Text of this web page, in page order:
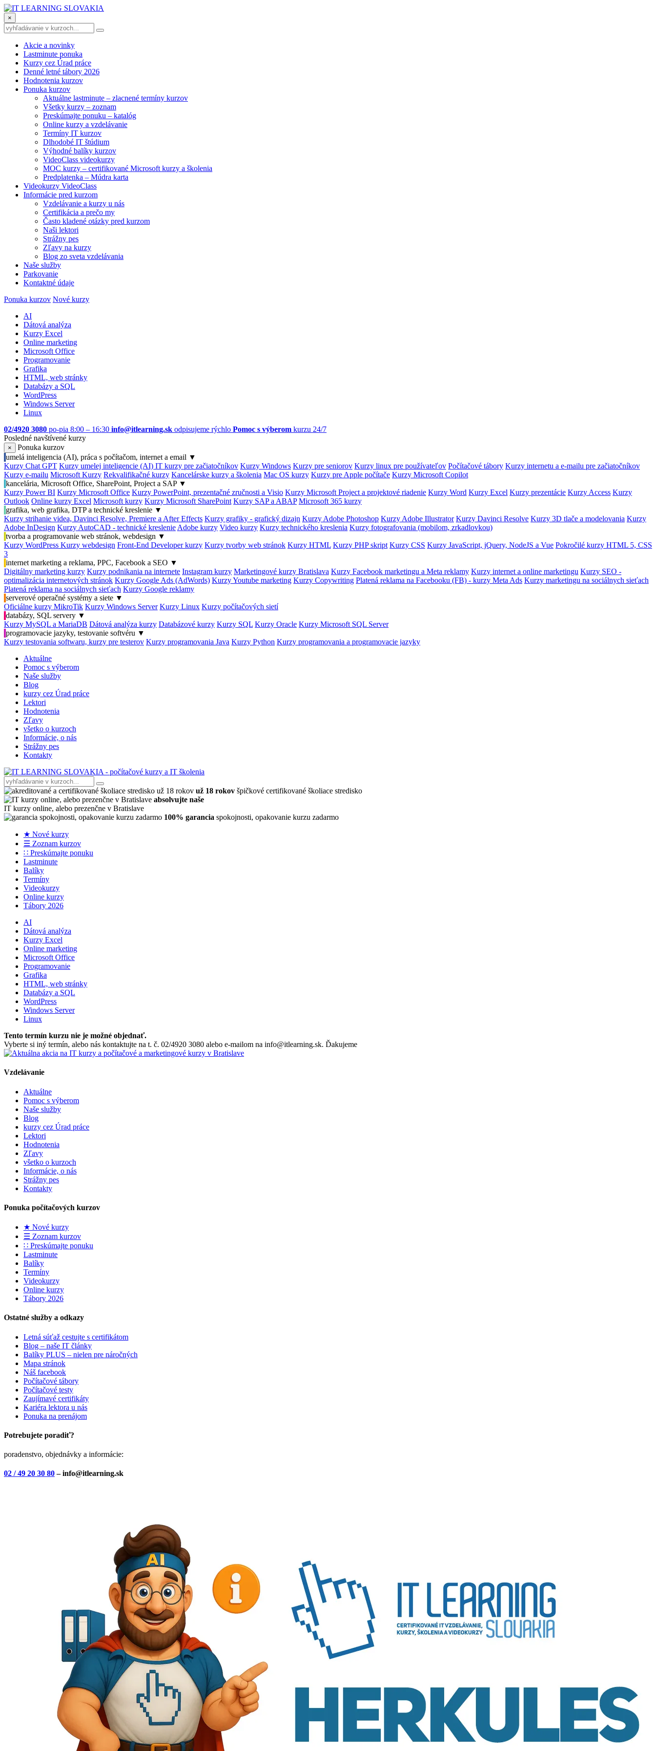
×
Akcie a novinky
Lastminute ponuka
Kurzy cez Úrad práce
Denné letné tábory 2026
Hodnotenia kurzov
Ponuka kurzov
Aktuálne lastminute – zlacnené termíny kurzov
Všetky kurzy – zoznam
Preskúmajte ponuku – katalóg
Online kurzy a vzdelávanie
Termíny IT kurzov
Dlhodobé IT štúdium
Výhodné balíky kurzov
VideoClass videokurzy
MOC kurzy – certifikované Microsoft kurzy a školenia
Predplatenka – Múdra karta
Videokurzy VideoClass
Informácie pred kurzom
Vzdelávanie a kurzy u nás
Certifikácia a prečo my
Často kladené otázky pred kurzom
Naši lektori
Strážny pes
Zľavy na kurzy
Blog zo sveta vzdelávania
Naše služby
Parkovanie
Kontaktné údaje
Ponuka kurzov Nové kurzy
AI
Dátová analýza
Kurzy Excel
Online marketing
Microsoft Office
Programovanie
Grafika
HTML, web stránky
Databázy a SQL
WordPress
Windows Server
Linux
02/4920 3080 po-pia 8:00 – 16:30 info@itlearning.sk odpisujeme rýchlo Pomoc s výberom kurzu 24/7
Posledné navštívené kurzy
×
Ponuka kurzov
umelá inteligencia (AI), práca s počítačom, internet a email ▼
Kurzy Chat GPT Kurzy umelej inteligencie (AI) IT kurzy pre začiatočníkov Kurzy Windows Kurzy pre seniorov Kurzy linux pre používateľov Počítačové tábory Kurzy internetu a e-mailu pre začiatočníkov
Kurzy e-mailu Microsoft Kurzy Rekvalifikačné kurzy Kancelárske kurzy a školenia Mac OS kurzy Kurzy pre Apple počítače Kurzy Microsoft Copilot
kancelária, Microsoft Office, SharePoint, Project a SAP ▼
Kurzy Power BI Kurzy Microsoft Office Kurzy PowerPoint, prezentačné zručnosti a Visio Kurzy Microsoft Project a projektové riadenie Kurzy Word Kurzy Excel Kurzy prezentácie Kurzy Access Kurzy
Outlook Online kurzy Excel Microsoft kurzy Kurzy Microsoft SharePoint Kurzy SAP a ABAP Microsoft 365 kurzy
grafika, web grafika, DTP a technické kreslenie ▼
Kurzy strihanie videa, Davinci Resolve, Premiere a After Effects Kurzy grafiky - grafický dizajn Kurzy Adobe Photoshop Kurzy Adobe Illustrator Kurzy Davinci Resolve Kurzy 3D tlače a modelovania Kurzy
Adobe InDesign Kurzy AutoCAD - technické kreslenie Adobe kurzy Video kurzy Kurzy technického kreslenia Kurzy fotografovania (mobilom, zrkadlovkou)
tvorba a programovanie web stránok, webdesign ▼
Kurzy WordPress Kurzy webdesign Front-End Developer kurzy Kurzy tvorby web stránok Kurzy HTML Kurzy PHP skript Kurzy CSS Kurzy JavaScript, jQuery, NodeJS a Vue Pokročilé kurzy HTML 5, CSS
3
internet marketing a reklama, PPC, Facebook a SEO ▼
Digitálny marketing kurzy Kurzy podnikania na internete Instagram kurzy Marketingové kurzy Bratislava Kurzy Facebook marketingu a Meta reklamy Kurzy internet a online marketingu Kurzy SEO -
optimalizácia internetových stránok Kurzy Google Ads (AdWords) Kurzy Youtube marketing Kurzy Copywriting Platená reklama na Facebooku (FB) - kurzy Meta Ads Kurzy marketingu na sociálnych sieťach
Platená reklama na sociálnych sieťach Kurzy Google reklamy
serverové operačné systémy a siete ▼
Oficiálne kurzy MikroTik Kurzy Windows Server Kurzy Linux Kurzy počítačových sietí
databázy, SQL servery ▼
Kurzy MySQL a MariaDB Dátová analýza kurzy Databázové kurzy Kurzy SQL Kurzy Oracle Kurzy Microsoft SQL Server
programovacie jazyky, testovanie softvéru ▼
Kurzy testovania softwaru, kurzy pre testerov Kurzy programovania Java Kurzy Python Kurzy programovania a programovacie jazyky
Aktuálne
Pomoc s výberom
Naše služby
Blog
kurzy cez Úrad práce
Lektori
Hodnotenia
Zľavy
všetko o kurzoch
Informácie, o nás
Strážny pes
Kontakty
už 18 rokov špičkové certifikované školiace stredisko
absolvujte naše
IT kurzy online, alebo prezenčne v Bratislave
100% garancia spokojnosti, opakovanie kurzu zadarmo
★ Nové kurzy
☰ Zoznam kurzov
∷ Preskúmajte ponuku
Lastminute
Balíky
Termíny
Videokurzy
Online kurzy
Tábory 2026
AI
Dátová analýza
Kurzy Excel
Online marketing
Microsoft Office
Programovanie
Grafika
HTML, web stránky
Databázy a SQL
WordPress
Windows Server
Linux
Tento termín kurzu nie je možné objednať.
Vyberte si iný termín, alebo nás kontaktujte na t. č. 02/4920 3080 alebo e-mailom na info@itlearning.sk. Ďakujeme
Vzdelávanie
Aktuálne
Pomoc s výberom
Naše služby
Blog
kurzy cez Úrad práce
Lektori
Hodnotenia
Zľavy
všetko o kurzoch
Informácie, o nás
Strážny pes
Kontakty
Ponuka počítačových kurzov
★ Nové kurzy
☰ Zoznam kurzov
∷ Preskúmajte ponuku
Lastminute
Balíky
Termíny
Videokurzy
Online kurzy
Tábory 2026
Ostatné služby a odkazy
Letná súťaž cestujte s certifikátom
Blog – naše IT články
Balíky PLUS – nielen pre náročných
Mapa stránok
Náš facebook
Počítačové tábory
Počítačové testy
Zaujímavé certifikáty
Kariéra lektora u nás
Ponuka na prenájom
Potrebujete poradiť?
poradenstvo, objednávky a informácie:
02 / 49 20 30 80– info@itlearning.sk